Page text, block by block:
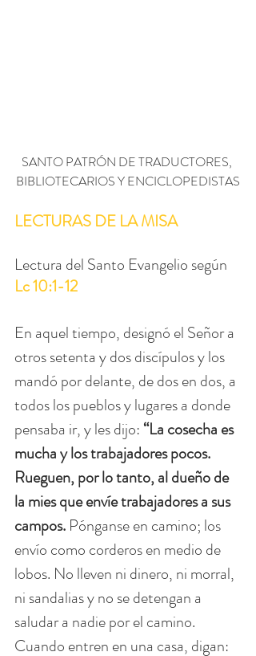
SANTO PATRÓN DE TRADUCTORES,
BIBLIOTECARIOS Y ENCICLOPEDISTAS
LECTURAS DE LA MISA
Lectura del Santo Evangelio según
Lc 10:1-12
En aquel tiempo, designó el Señor a
otros setenta y dos discípulos y los
mandó por delante, de dos en dos, a
todos los pueblos y lugares a donde
pensaba ir, y les dijo: “La cosecha es
mucha y los trabajadores pocos.
Rueguen, por lo tanto, al dueño de
la mies que envíe trabajadores a sus
campos. Pónganse en camino; los
envío como corderos en medio de
lobos. No lleven ni dinero, ni morral,
ni sandalias y no se detengan a
saludar a nadie por el camino.
Cuando entren en una casa, digan: